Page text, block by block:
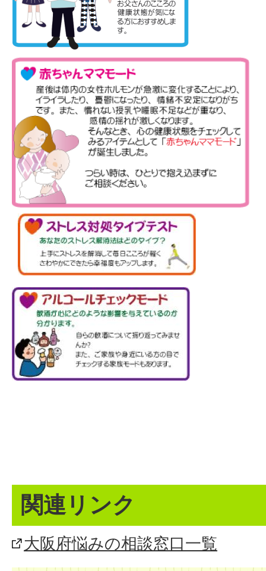
関連リンク
大阪府悩みの相談窓口一覧